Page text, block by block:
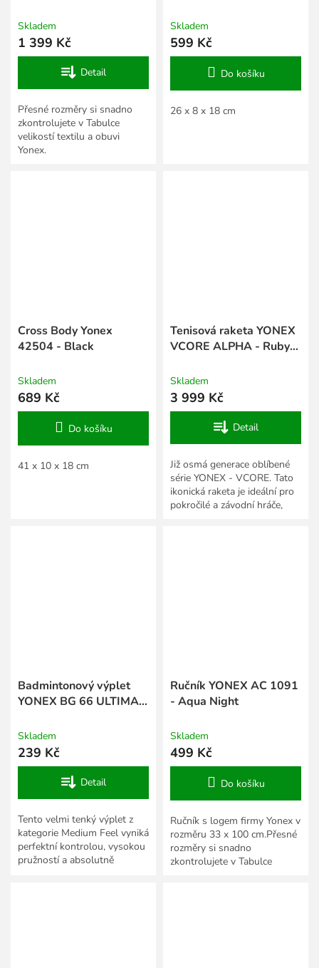
Skladem
1 399 Kč
Detail
Přesné rozměry si snadno
zkontrolujete v Tabulce
velikostí textilu a obuvi
Yonex.
Skladem
599 Kč
Do košíku
26 x 8 x 18 cm
Cross Body Yonex
42504 - Black
Skladem
689 Kč
Do košíku
41 x 10 x 18 cm
Tenisová raketa YONEX
VCORE ALPHA - Ruby
Skladem
3 999 Kč
Detail
Již osmá generace oblíbené
série YONEX - VCORE. Tato
ikonická raketa je ideální pro
pokročilé a závodní hráče,
Badmintonový výplet
YONEX BG 66 ULTIMAX
Skladem
239 Kč
Detail
Tento velmi tenký výplet z
kategorie Medium Feel vyniká
perfektní kontrolou, vysokou
pružností a absolutně
Ručník YONEX AC 1091
- Aqua Night
Skladem
499 Kč
Do košíku
Ručník s logem firmy Yonex v
rozměru 33 x 100 cm.Přesné
rozměry si snadno
zkontrolujete v Tabulce